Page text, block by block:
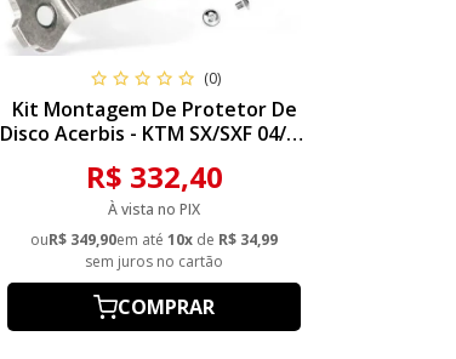
(0)
Kit Montagem De Protetor De
Disco Acerbis - KTM SX/SXF 04/14
R$ 332,40
À vista no PIX
ouR$ 349,90em até10x de R$ 34,99
sem juros no cartão
COMPRAR